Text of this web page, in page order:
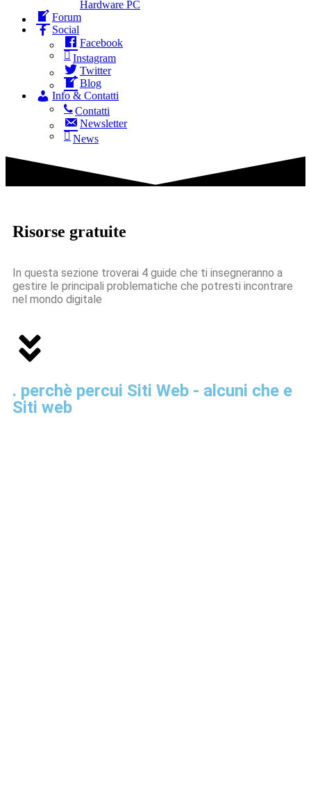
Hardware PC
Forum
Social
Facebook
Instagram
Twitter
Blog
Info & Contatti
Contatti
Newsletter
News
Risorse gratuite
In questa sezione troverai 4 guide che ti insegneranno a
gestire le principali problematiche che potresti incontrare
nel mondo digitale
. perchè percui Siti Web - alcuni che e
Siti web